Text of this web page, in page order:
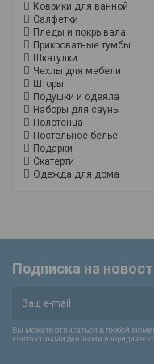
Коврики для ванной
Салфетки
Пледы и покрывала
Прикроватные тумбы
Шкатулки
Чехлы для мебели
Шторы
Подушки и одеяла
Наборы для сауны
Полотенца
Постельное белье
Подарки
Скатерти
Одежда для дома
Подписка на
Вы можете отписаться в любой
контактными данными в